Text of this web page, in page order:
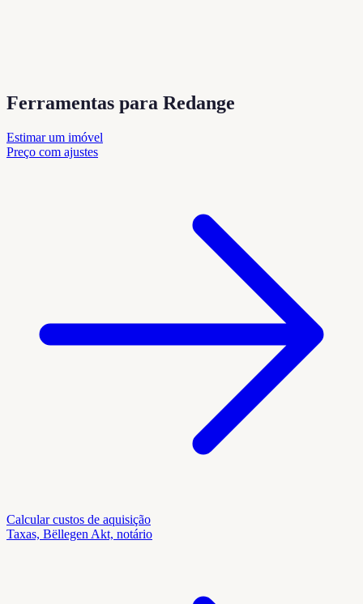
Ferramentas para Redange
Estimar um imóvel
Preço com ajustes
Calcular custos de aquisição
Taxas, Bëllegen Akt, notário